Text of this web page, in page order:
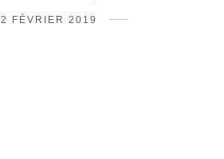
FÉVRIER 2019